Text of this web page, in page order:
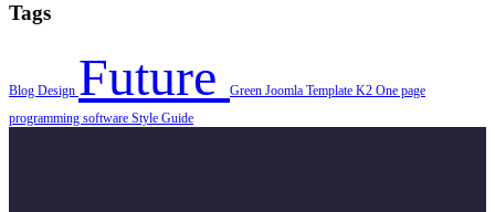
Tags
Blog Design Future Green Joomla Template K2 One page
programming software Style Guide